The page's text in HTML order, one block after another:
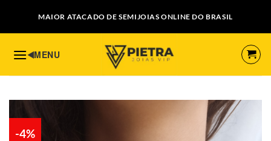
content
MAIOR ATACADO DE SEMIJOIAS ONLINE DO BRASIL
-4%